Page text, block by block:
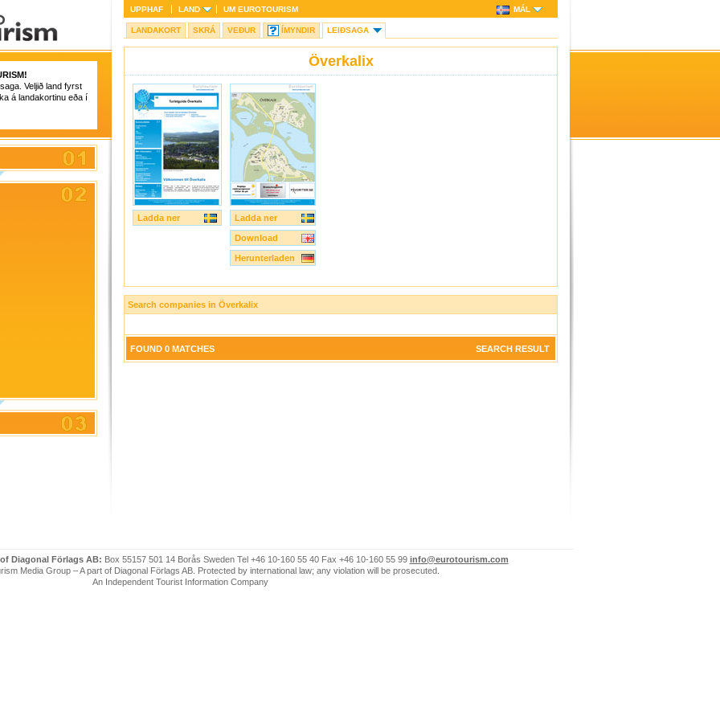
!
Veljið land fyrst
á landakortinu eða í
UPPHAF LAND UM EUROTOURISM MÁL
LANDAKORT SKRÁ VEÐUR ÍMYNDIR LEIÐSAGA
Överkalix
Ladda ner Ladda ner
Download
Herunterladen
Search companies in Överkalix
SEARCH RESULT
FOUND 0 MATCHES
Diagonal Förlags AB: Box 55157 501 14 Borås Sweden Tel +46 10-160 55 40 Fax +46 10-160 55 99 info@eurotourism.com
Media Group – A part of Diagonal Förlags AB. Protected by international law; any violation will be prosecuted.
An Independent Tourist Information Company